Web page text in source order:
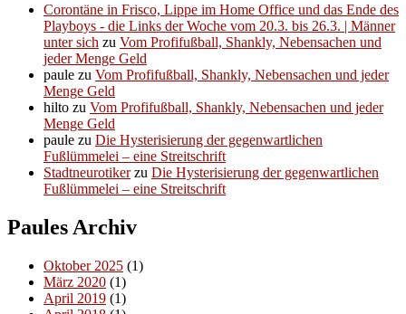
Corontäne in Frisco, Lippe im Home Office und das Ende des
Playboys - die Links der Woche vom 20.3. bis 26.3. | Männer
unter sich zu Vom Profifußball, Shankly, Nebensachen und
jeder Menge Geld
paule zu Vom Profifußball, Shankly, Nebensachen und jeder
Menge Geld
hilto zu Vom Profifußball, Shankly, Nebensachen und jeder
Menge Geld
paule zu Die Hysterisierung der gegenwartlichen
Fußlümmelei – eine Streitschrift
Stadtneurotikerzu Die Hysterisierung der gegenwartlichen
Fußlümmelei – eine Streitschrift
Paules Archiv
Oktober 2025 (1)
März 2020 (1)
April 2019 (1)